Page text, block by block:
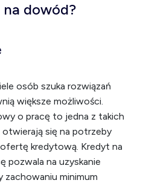
dowód?
osób szuka rozwiązań
większe możliwości.
o pracę to jedna z takich
się na potrzeby
kredytową. Kredyt na
pozwala na uzyskanie
minimum